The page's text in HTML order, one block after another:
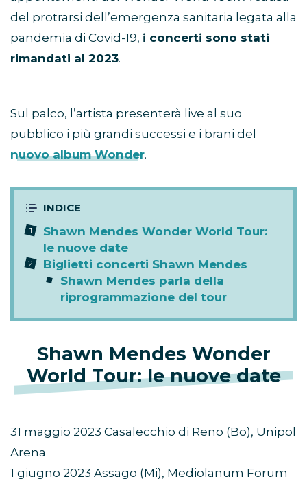
del protrarsi dell’emergenza sanitaria legata alla
pandemia di Covid-19, i concerti sono stati
rimandati al 2023.
Sul palco, l’artista presenterà live al suo
pubblico i più grandi successi e i brani del
nuovo album Wonder.
Shawn Mendes Wonder World Tour:
le nuove date
Biglietti concerti Shawn Mendes
Shawn Mendes parla della
riprogrammazione del tour
Shawn Mendes Wonder
World Tour: le nuove date
31 maggio 2023 Casalecchio di Reno (Bo), Unipol
Arena
1 giugno 2023 Assago (Mi), Mediolanum Forum